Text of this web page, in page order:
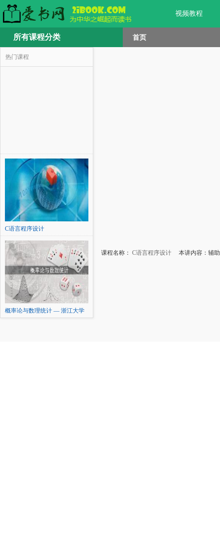
视频教程
所有课程分类 首页
热门课程
C语言程序设计
概率论与数理统计 — 浙江大学
课程名称： C语言程序设计 本讲内容：辅